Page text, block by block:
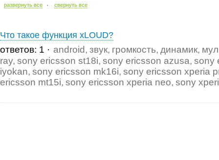
развернуть все · cвернуть все
Что такое функция xLOUD?
ответов: 1 android звук громкость динамик
ray sony ericsson st18i sony ericsson azusa sony
iyokan sony ericsson mk16i sony ericsson xperia
ericsson mt15i sony ericsson xperia neo sony